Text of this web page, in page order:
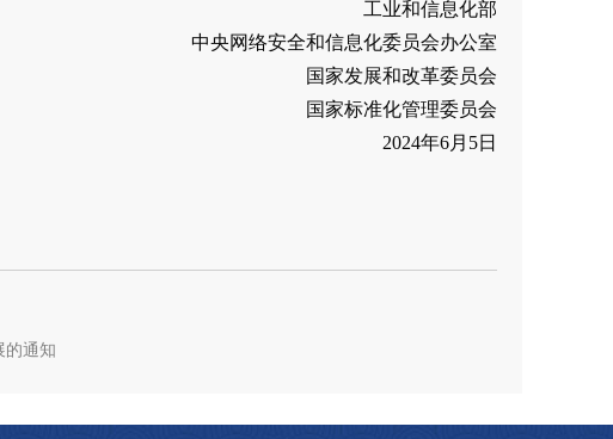
工业和信息化部
中央网络安全和信息化委员会办公室
国家发展和改革委员会
国家标准化管理委员会
2024年6月5日
的通知